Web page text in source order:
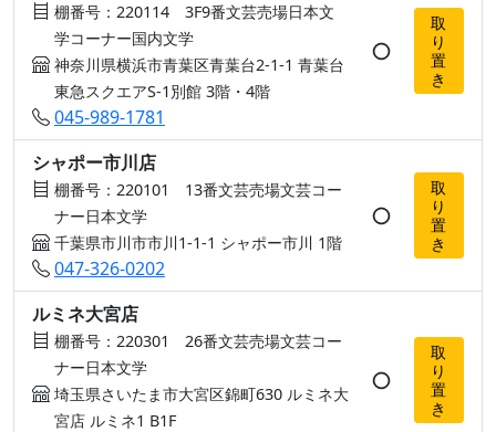
棚番号：220114 3F9番文芸売場日本文
学コーナー国内文学
神奈川県横浜市青葉区青葉台2-1-1 青葉台
東急スクエアS-1別館 3階・4階
045-989-1781
○
取
り
置
き
シャポー市川店
棚番号：220101 13番文芸売場文芸コー
ナー日本文学
千葉県市川市市川1-1-1 シャポー市川 1階
047-326-0202
○
取
り
置
き
ルミネ大宮店
棚番号：220301 26番文芸売場文芸コー
ナー日本文学
埼玉県さいたま市大宮区錦町630 ルミネ大
宮店 ルミネ1 B1F
○
取
り
置
き